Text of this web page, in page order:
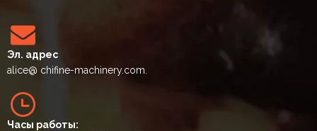
Эл. адрес
alice@ chifine-machinery.com.
Часы работы: